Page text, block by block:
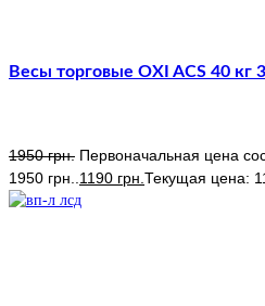
Весы торговые OXI ACS 40 кг
1950грн. Первоначальная цена
1950 грн.. 1190 грн. Текущая цена: